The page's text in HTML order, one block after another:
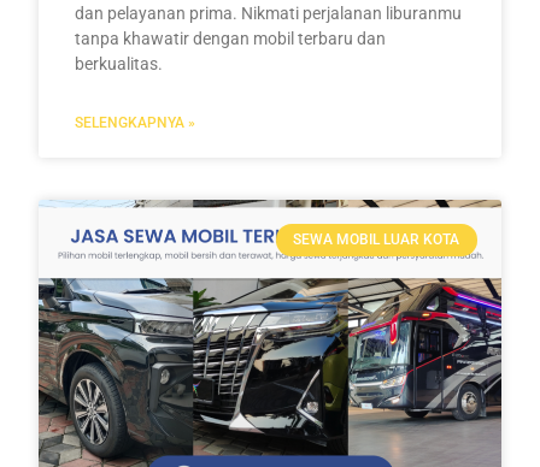
dan pelayanan prima. Nikmati perjalanan liburanmu
tanpa khawatir dengan mobil terbaru dan
berkualitas.
SELENGKAPNYA »
SEWA MOBIL LUAR KOTA